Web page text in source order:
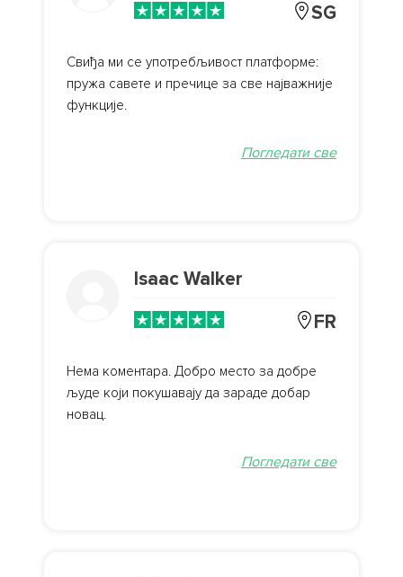
SG
Свиђа ми се употребљивост платформе:
пружа савете и пречице за све најважније
функције.
Погледати све
Isaac Walker
FR
Нема коментара. Добро место за добре
људе који покушавају да зараде добар
новац.
Погледати све